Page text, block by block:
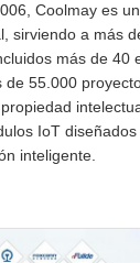
Coolmay es
sirviendo a más
más de 40
de 55.000
IoT
inteligente.